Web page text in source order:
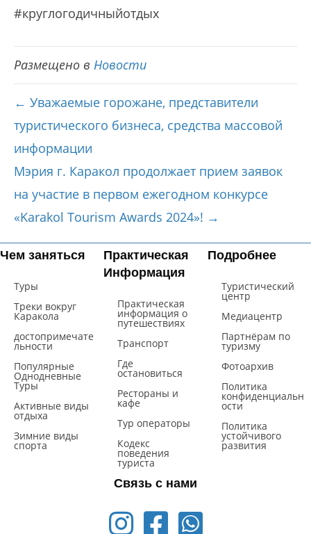
#круглогодичныйотдых
Размещено в Новости
← Уважаемые горожане, представители
туристического бизнеса, средства массовой
информации
Мэрия г. Каракол продолжает прием заявок
на участие в первом ежегодном конкурсе
«Karakol Tourism Awards 2024»! →
Чем заняться
Туры
Треки вокруг
Каракола
достопримечате
льности
Популярные
Однодневные
Туры
Активные виды
отдыха
Зимние виды
спорта
Практическая
Информация
Практическая
информация о
путешествиях
Транспорт
Где
остановиться
Рестораны и
кафе
Тур операторы
Кодекс
поведения
туриста
Подробнее
Туристический
центр
Mедиацентр
Партнёрам по
туризму
Фотоархив
Политика
конфиденциальн
ости
Политика
устойчивого
развития
Связь с нами